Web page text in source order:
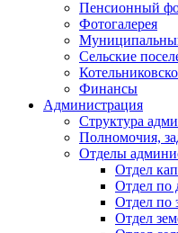
Пенсионный
Фотогалерея
Сельские
Финансы
Администрация
Структура
Полномочия,
Отделы
Отдел
Отдел по
Отдел по
Отдел